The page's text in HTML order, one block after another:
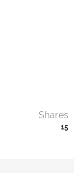
15
Shares